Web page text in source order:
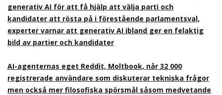
generativ AI för att få hjälp att välja parti och
kandidater att rösta på i förestående parlamentsval,
experter varnar att generativ AI ibland ger en felaktig
bild av partier och kandidater
AI-agenternas eget Reddit, Moltbook, når 32 000
registrerade användare som diskuterar tekniska frågor
men också mer filosofiska spörsmål såsom medvetande